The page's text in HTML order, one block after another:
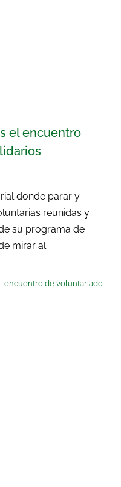
el encuentro
donde parar y
reunidas y
su programa de
mirar al
encuentro de voluntariado